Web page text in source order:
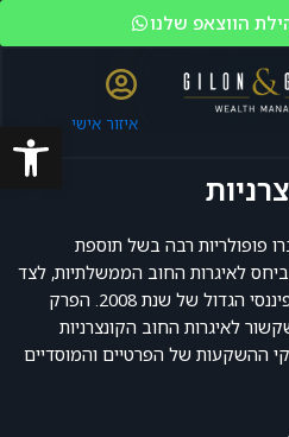
פתח
הווצאפ שלנו
איזור אישי
פופולריות רבה בשל תוספת
לאיגרות החוב הממשלתיות, לצד
התבגרות השוק לאחר המשבר הפיננסי הגדול של שנת 2008. הפרק
לאיגרות החוב הקונצרניות
ההשקעות של הפרטיים והמוסדיים